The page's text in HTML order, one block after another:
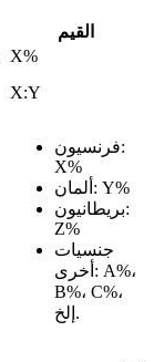
القيم
X%
X:Y
فرنسيون:
X%
ألمان: Y%
بريطانيون:
Z%
جنسيات
أخرى: A%،
B%، C%،
إلخ.